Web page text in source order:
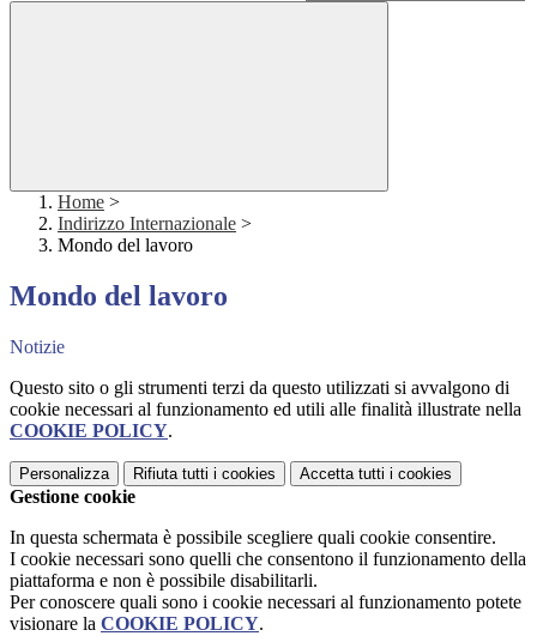
Home >
Indirizzo Internazionale >
Mondo del lavoro
Mondo del lavoro
Notizie
Questo sito o gli strumenti terzi da questo utilizzati si avvalgono di
cookie necessari al funzionamento ed utili alle finalità illustrate nella
COOKIE POLICY.
Personalizza Rifiuta tutti i cookies Accetta tutti i cookies
Gestione cookie
In questa schermata è possibile scegliere quali cookie consentire.
I cookie necessari sono quelli che consentono il funzionamento della
piattaforma e non è possibile disabilitarli.
Per conoscere quali sono i cookie necessari al funzionamento potete
visionare la COOKIE POLICY.